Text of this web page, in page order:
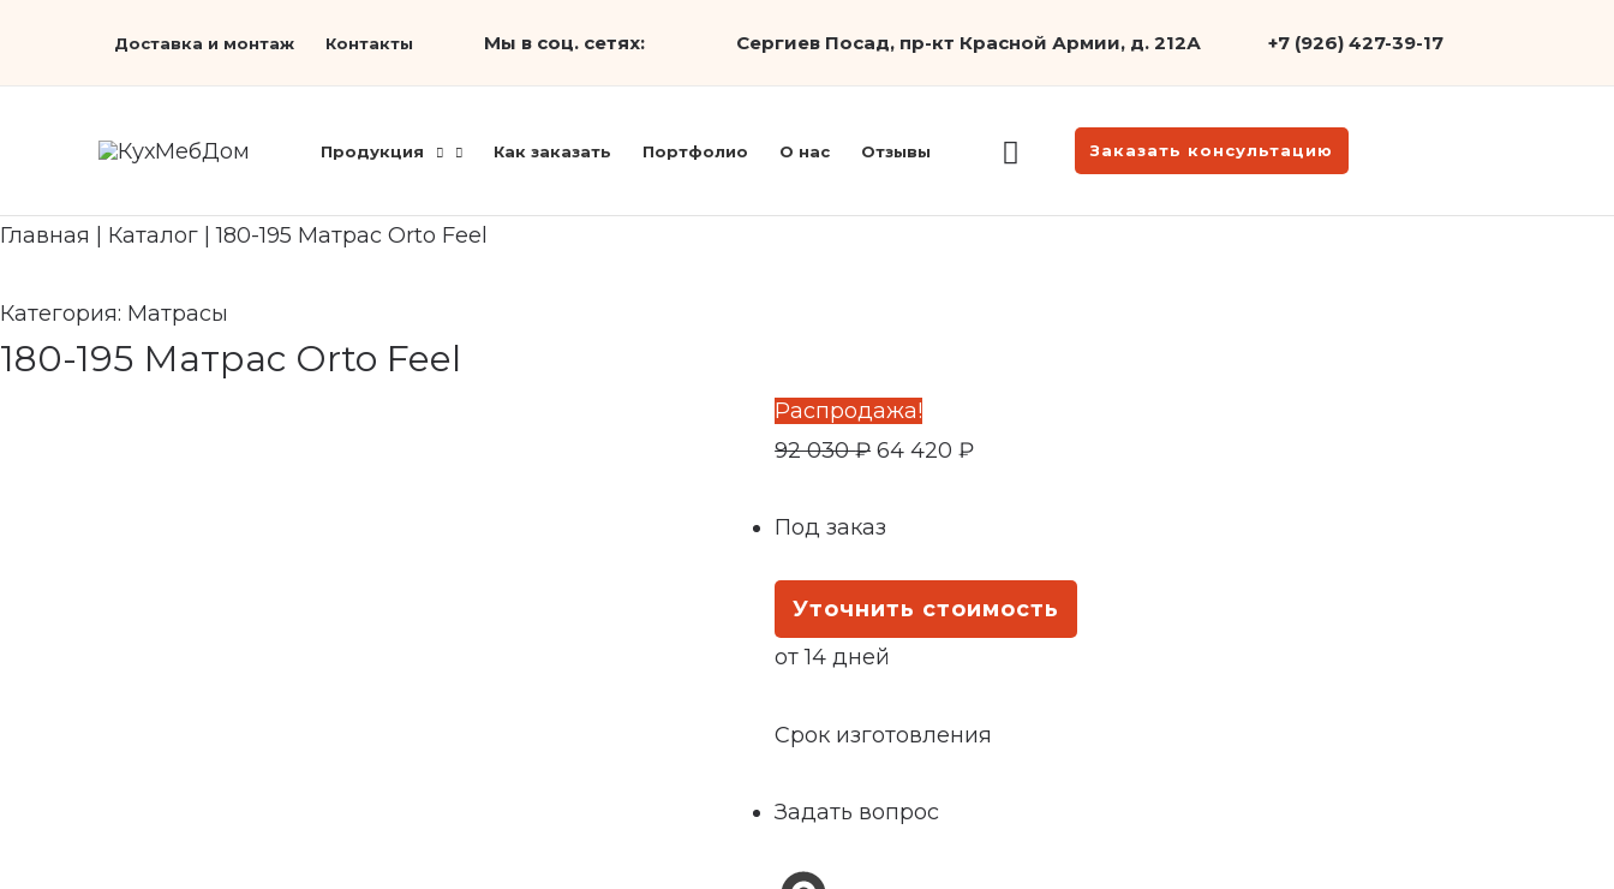
Доставка и монтаж Контакты Мы в соц. сетях: Сергиев Посад, пр-кт Красной Армии, д. 212А +7 (926) 427-39-17
Продукция Как заказать Портфолио О нас Отзывы Заказать консультацию
Главная Каталог |180-195 Матрас Orto Feel
Категория: Матрасы
180-195 Матрас Orto Feel
Распродажа!
92 030₽
цена
64 420₽
цена:
420 ₽.
Под заказ
Уточнить стоимость
от 14 дней
Срок изготовления
Задать вопрос